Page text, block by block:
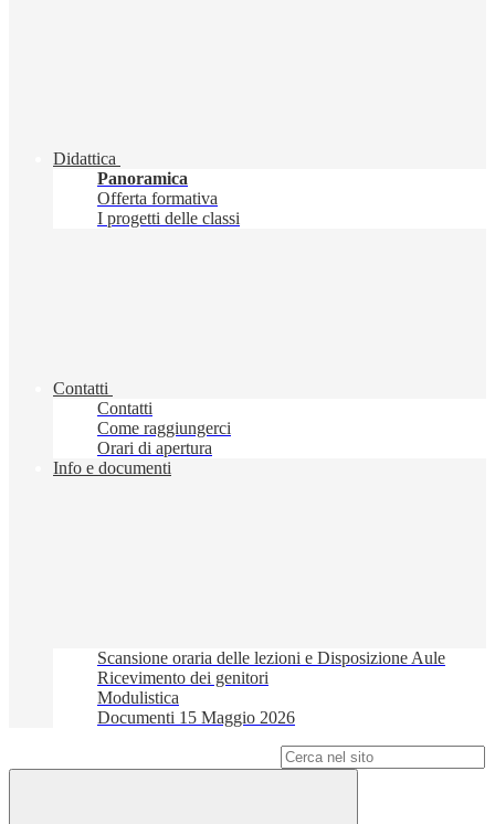
Didattica
Panoramica
Offerta formativa
I progetti delle classi
Contatti
Contatti
Come raggiungerci
Orari di apertura
Info e documenti
Scansione oraria delle lezioni e Disposizione Aule
Ricevimento dei genitori
Modulistica
Documenti 15 Maggio 2026